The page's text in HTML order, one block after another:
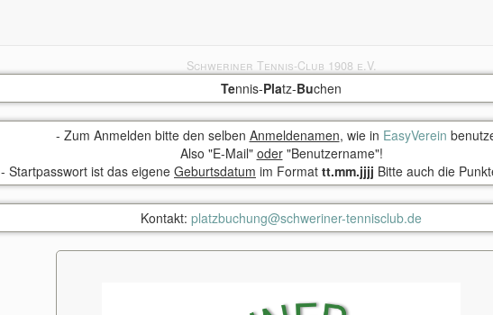
Tennis-Platz-Buchen
- Zum Anmelden bitte den selben Anmeldenamen, wie in EasyVerein
Also "E-Mail" oder"Benutzername"!
- Startpasswort ist das eigene Geburtsdatum im Format tt.mm.jjjj Bitte auch die
Kontakt: platzbuchung@schweriner-tennisclub.de